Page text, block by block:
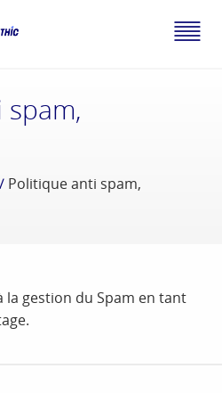
/ Politique anti spam,
la gestion du Spam en tant